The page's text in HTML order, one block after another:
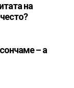
на
– а